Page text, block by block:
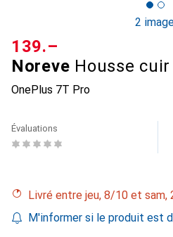
2
Noreve Housse cuir
OnePlus 7T Pro
CHF
139.–
Évaluations
Livré entre jeu, 8/10 et sam,
M'informer si le produit est